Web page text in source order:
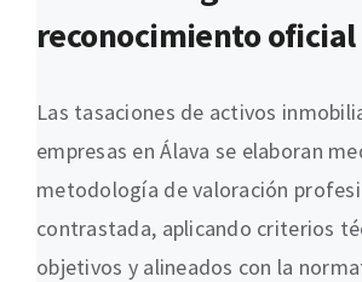
reconocimiento oficial
Las tasaciones de activos
empresas en Álava se elaboran
metodología de valoración
contrastada, aplicando criterios
objetivos y alineados con la